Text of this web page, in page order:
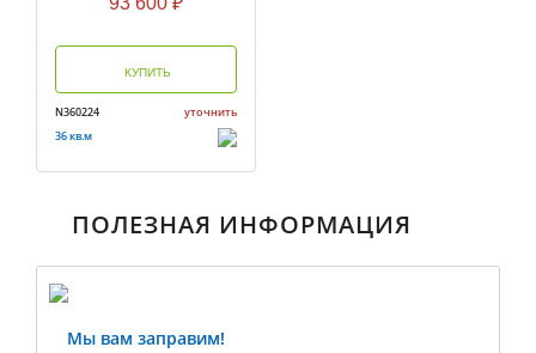
КУПИТЬ
N360224
уточнить
36 кв.м
ПОЛЕЗНАЯ ИНФОРМАЦИЯ
Мы вам заправим!